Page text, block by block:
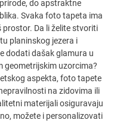
do apstraktne
Svaka foto tapeta ima
prostor. Da li želite stvoriti
planinskog jezera i
dodati dašak glamura u
geometrijskim uzorcima?
aspekta, foto tapete
na zidovima ili
materijali osiguravaju
možete i personalizovati